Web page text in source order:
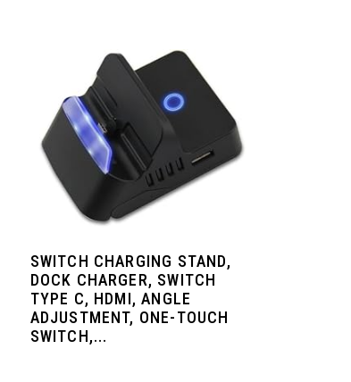
SWITCH CHARGING STAND,
DOCK CHARGER, SWITCH
TYPE C, HDMI, ANGLE
ADJUSTMENT, ONE-TOUCH
SWITCH,...